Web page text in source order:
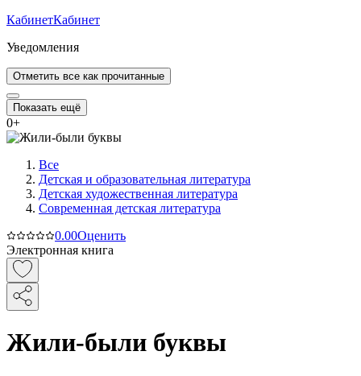
КабинетКабинет
Уведомления
Отметить все как прочитанные
Показать ещё
0+
Все
Детская и образовательная литература
Детская художественная литература
Современная детская литература
0.00Оценить
Электронная книга
Жили-были буквы